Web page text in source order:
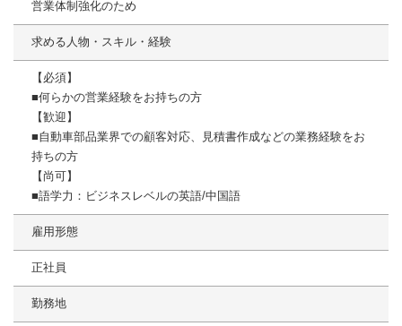
営業体制強化のため
求める人物・スキル・経験
【必須】
■何らかの営業経験をお持ちの方
【歓迎】
■自動車部品業界での顧客対応、見積書作成などの業務経験をお
持ちの方
【尚可】
■語学力：ビジネスレベルの英語/中国語
雇用形態
正社員
勤務地